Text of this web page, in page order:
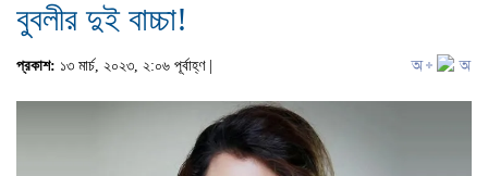
বুবলীর দুই বাচ্চা!
প্রকাশ: ১৩ মার্চ, ২০২৩, ২:০৬ পূর্বাহ্ণ |